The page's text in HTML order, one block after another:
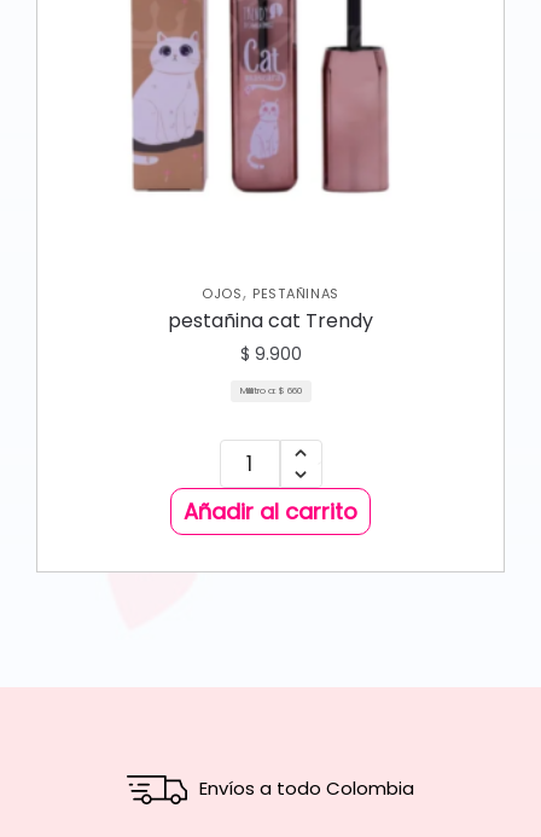
OJOS, PESTAÑINAS
pestañina cat Trendy
$ 9.900
Mililitro a: $ 660
Añadir al carrito
Envíos a todo Colombia